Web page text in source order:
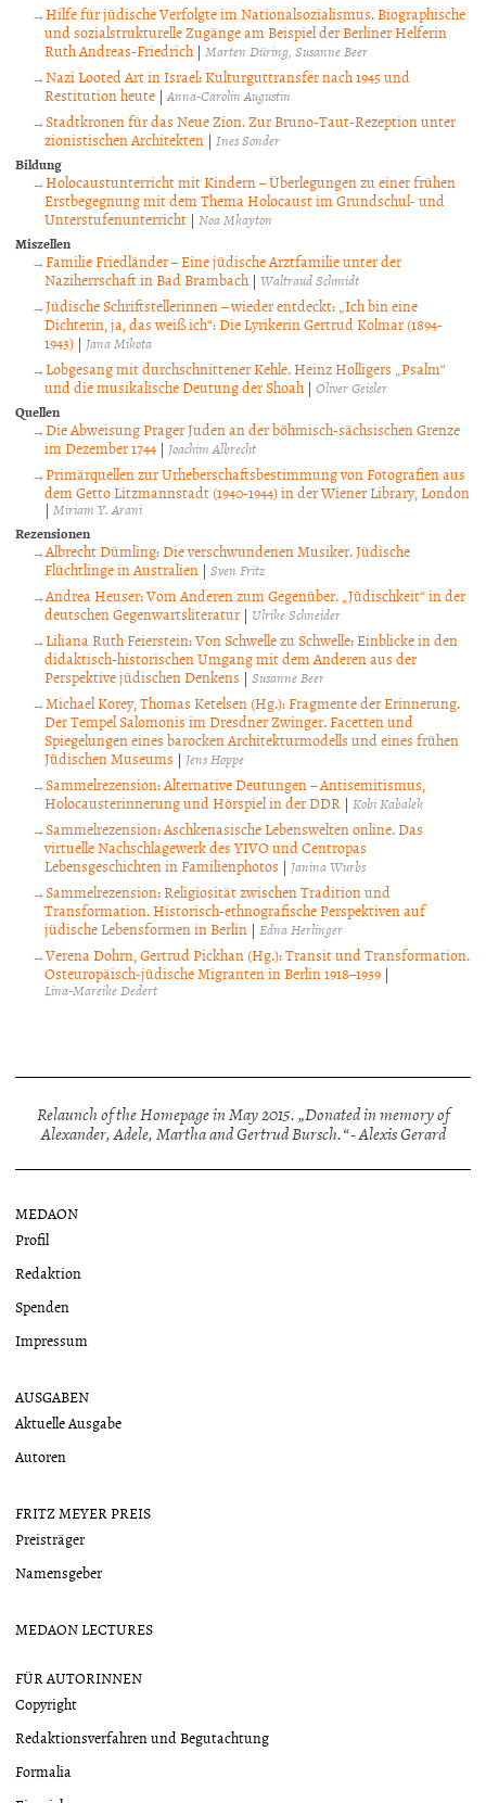
Hilfe für jüdische Verfolgte im Nationalsozialismus. Biographische
und sozialstrukturelle Zugänge am Beispiel der Berliner Helferin
Ruth Andreas-Friedrich | Marten Düring Susanne Beer
Nazi Looted Art in Israel: Kulturguttransfer nach 1945 und
Restitution heute |Anna-Carolin Augustin
Stadtkronen für das Neue Zion. Zur Bruno-Taut-Rezeption unter
zionistischen Architekten | Ines Sonder
Bildung
Holocaustunterricht mit Kindern – Überlegungen zu einer frühen
Erstbegegnung mit dem Thema Holocaust im Grundschul- und
Unterstufenunterricht | Noa Mkayton
Miszellen
Familie Friedländer – Eine jüdische Arztfamilie unter der
Naziherrschaft in Bad Brambach | Waltraud Schmidt
Jüdische Schriftstellerinnen – wieder entdeckt: „Ich bin eine
Dichterin, ja, das weiß ich“: Die Lyrikerin Gertrud Kolmar (1894-
1943) | Jana Mikota
Lobgesang mit durchschnittener Kehle. Heinz Holligers „Psalm“
und die musikalische Deutung der Shoah | Oliver Geisler
Quellen
Die Abweisung Prager Juden an der böhmisch-sächsischen Grenze
im Dezember 1744 | Joachim Albrecht
Primärquellen zur Urheberschaftsbestimmung von Fotografien aus
dem Getto Litzmannstadt (1940-1944) in der Wiener Library, London
| Miriam Y. Arani
Rezensionen
Albrecht Dümling: Die verschwundenen Musiker. Jüdische
Flüchtlinge in Australien | Sven Fritz
Andrea Heuser: Vom Anderen zum Gegenüber. „Jüdischkeit“ in der
deutschen Gegenwartsliteratur | Ulrike Schneider
Liliana Ruth Feierstein: Von Schwelle zu Schwelle: Einblicke in den
didaktisch-historischen Umgang mit dem Anderen aus der
Perspektive jüdischen Denkens | Susanne Beer
Michael Korey, Thomas Ketelsen (Hg.): Fragmente der Erinnerung.
Der Tempel Salomonis im Dresdner Zwinger. Facetten und
Spiegelungen eines barocken Architekturmodells und eines frühen
Jüdischen Museums | Jens Hoppe
Sammelrezension: Alternative Deutungen – Antisemitismus,
Holocausterinnerung und Hörspiel in der DDR | Kobi Kabalek
Sammelrezension: Aschkenasische Lebenswelten online. Das
virtuelle Nachschlagewerk des YIVO und Centropas
Lebensgeschichten in Familienphotos | Janina Wurbs
Sammelrezension: Religiosität zwischen Tradition und
Transformation. Historisch-ethnografische Perspektiven auf
jüdische Lebensformen in Berlin | Edna Herlinger
Verena Dohrn, Gertrud Pickhan (Hg.): Transit und Transformation.
Osteuropäisch-jüdische Migranten in Berlin 1918–1939 |
Lina-Mareike Dedert
Relaunch of the Homepage in May 2015. „Donated in memory of
Alexander, Adele, Martha and Gertrud Bursch.“ - Alexis Gerard
MEDAON
Profil
Redaktion
Spenden
Impressum
AUSGABEN
Aktuelle Ausgabe
Autoren
FRITZ MEYER PREIS
Preisträger
Namensgeber
MEDAON LECTURES
FÜR AUTORINNEN
Copyright
Redaktionsverfahren und Begutachtung
Formalia